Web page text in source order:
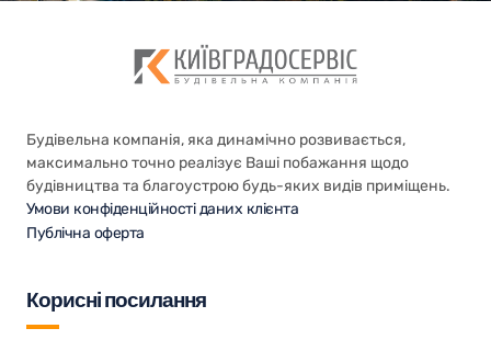
Будівельна компанія, яка динамічно розвивається,
максимально точно реалізує Ваші побажання щодо
будівництва та благоустрою будь-яких видів приміщень.
Умови конфіденційності даних клієнта
Публічна оферта
Корисні посилання